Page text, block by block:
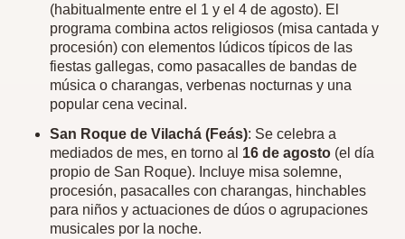
(habitualmente entre el 1 y el 4 de agosto). El
programa combina actos religiosos (misa cantada y
procesión) con elementos lúdicos típicos de las
fiestas gallegas, como pasacalles de bandas de
música o charangas, verbenas nocturnas y una
popular cena vecinal.
San Roque de Vilachá (Feás): Se celebra a
mediados de mes, en torno al 16 de agosto (el día
propio de San Roque). Incluye misa solemne,
procesión, pasacalles con charangas, hinchables
para niños y actuaciones de dúos o agrupaciones
musicales por la noche.